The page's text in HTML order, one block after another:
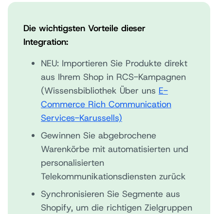
Die wichtigsten Vorteile dieser
Integration:
NEU: Importieren Sie Produkte direkt
aus Ihrem Shop in RCS-Kampagnen
(Wissensbibliothek Über uns E-
Commerce Rich Communication
Services-Karussells)
Gewinnen Sie abgebrochene
Warenkörbe mit automatisierten und
personalisierten
Telekommunikationsdiensten zurück
Synchronisieren Sie Segmente aus
Shopify, um die richtigen Zielgruppen